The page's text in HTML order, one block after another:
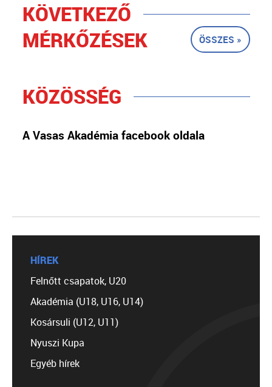
KÖVETKEZŐ
MÉRKŐZÉSEK
ÖSSZES »
KÖZÖSSÉG
A Vasas Akadémia facebook oldala
HÍREK
Felnőtt csapatok, U20
Akadémia (U18, U16, U14)
Kosársuli (U12, U11)
Nyuszi Kupa
Egyéb hírek